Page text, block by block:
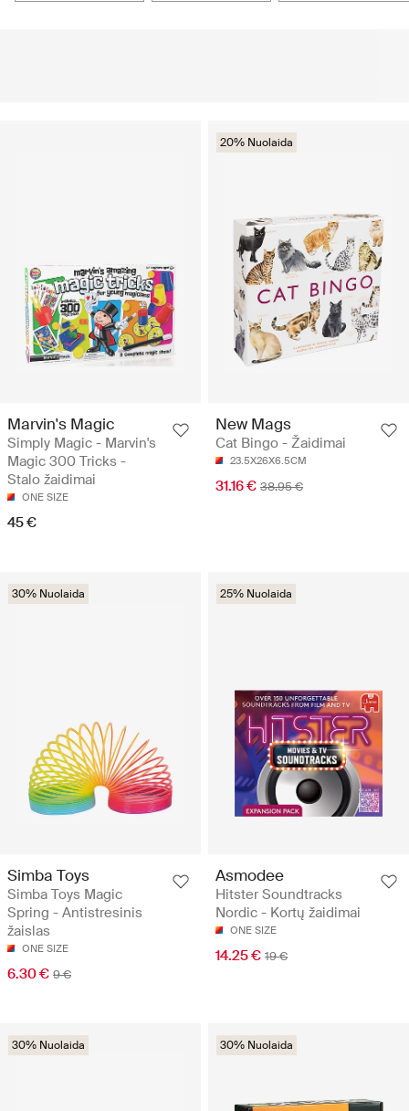
Marvin's Magic
Simply Magic - Marvin's
Magic 300 Tricks -
Stalo žaidimai
ONE SIZE
45 €
20% Nuolaida
New Mags
Cat Bingo - Žaidimai
23.5X26X6.5CM
31.16 € 38.95 €
30% Nuolaida
Simba Toys
Simba Toys Magic
Spring - Antistresinis
žaislas
ONE SIZE
6.30 € 9 €
25% Nuolaida
Asmodee
Hitster Soundtracks
Nordic - Kortų žaidimai
ONE SIZE
14.25 € 19 €
30% Nuolaida 30% Nuolaida